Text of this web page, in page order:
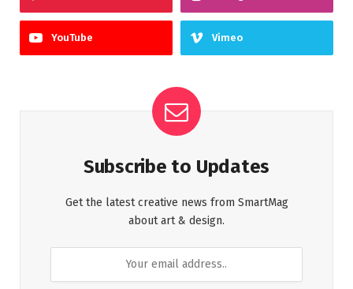
YouTube Vimeo
Subscribe to Updates
Get the latest creative news from SmartMag
about art & design.